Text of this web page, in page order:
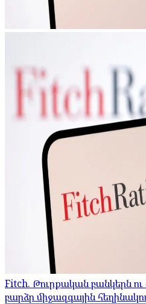
Fitch. Թուրքական բանկերն
բարձր միջազգային